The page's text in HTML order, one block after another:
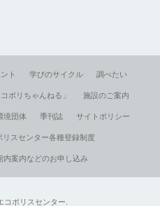
ト 学びのサイクル 調べたい
ポリちゃんねる」 施設のご案内
境団体 季刊誌 サイトポリシー
リスセンター各種登録制度
内案内などのお申し込み
コポリスセンター